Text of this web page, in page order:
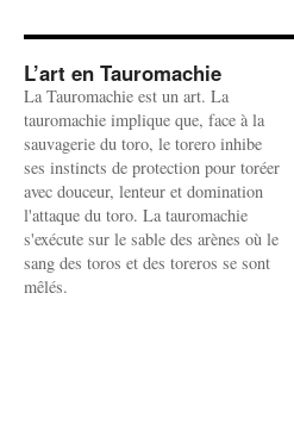
L’art en Tauromachie
La Tauromachie est un art. La
tauromachie implique que, face à la
sauvagerie du toro, le torero inhibe
ses instincts de protection pour toréer
avec douceur, lenteur et domination
l'attaque du toro. La tauromachie
s'exécute sur le sable des arènes où le
sang des toros et des toreros se sont
mêlés.